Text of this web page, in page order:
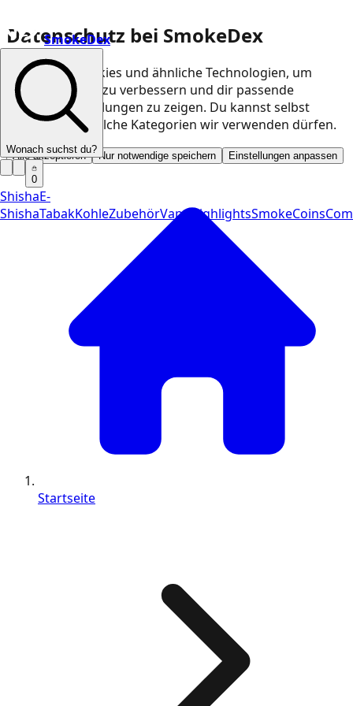
Datenschutz bei SmokeDex
Wir nutzen Cookies und ähnliche Technologien, um
unsere Website zu verbessern und dir passende
Produktempfehlungen zu zeigen. Du kannst selbst
entscheiden, welche Kategorien wir verwenden dürfen.
Alle akzeptieren Nur notwendige speichern Einstellungen anpassen
SmokeDex
Wonach suchst du?
0
ShishaE-
ShishaTabakKohleZubehörVapeHighlightsSmokeCoins
Startseite